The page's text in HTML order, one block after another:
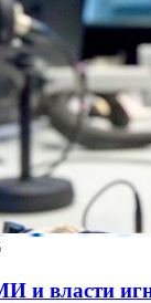
и власти